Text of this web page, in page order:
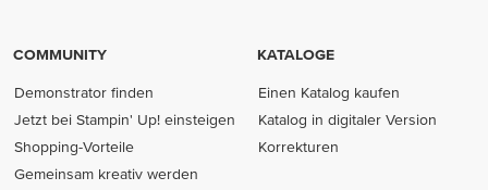
COMMUNITY
Demonstrator finden
Jetzt bei Stampin' Up! einsteigen
Shopping-Vorteile
Gemeinsam kreativ werden
KATALOGE
Einen Katalog kaufen
Katalog in digitaler Version
Korrekturen